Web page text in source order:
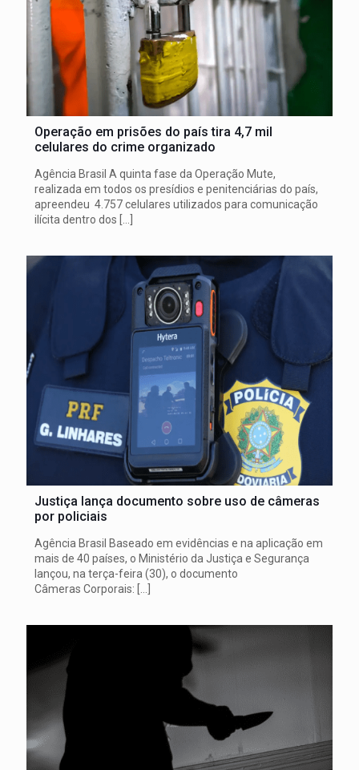
Operação em prisões do país tira 4,7 mil
celulares do crime organizado
Agência Brasil A quinta fase da Operação Mute,
realizada em todos os presídios e penitenciárias do país,
apreendeu 4.757 celulares utilizados para comunicação
ilícita dentro dos
Justiça lança documento sobre uso de câmeras
por policiais
Agência Brasil Baseado em evidências e na aplicação em
mais de 40 países, o Ministério da Justiça e Segurança
lançou, na terça-feira (30), o documento
Câmeras Corporais: […]